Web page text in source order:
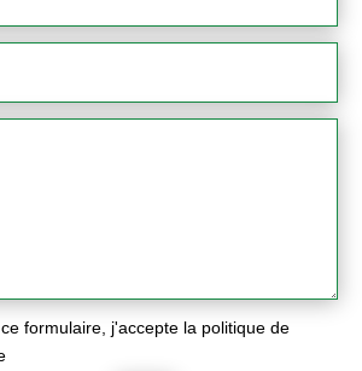
formulaire, j'accepte la politique de